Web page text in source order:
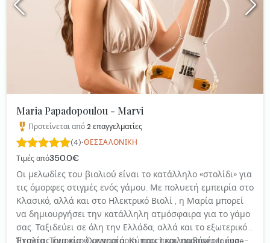
Maria Papadopoulou - Marvi
Προτείνεται από2επαγγελματίες
(4)·ΘΕΣΣΑΛΟΝΊΚΗ
Τιμές από350.0€
Οι μελωδίες του βιολιού είναι το κατάλληλο «στολίδι» για
τις όμορφες στιγμές ενός γάμου. Με πολυετή εμπειρία στο
Κλασικό, αλλά και στο Ηλεκτρικό Βιολί , η Μαρία μπορεί
να δημιουργήσει την κατάλληλη ατμόσφαιρα για το γάμο
σας. Ταξιδεύει σε όλη την Ελλάδα, αλλά και το εξωτερικό
(Ιταλία, Τουρκία, Ουγγαρία, Κύπρος) και προσφέρει ένα
Έχοντας ένα ευρύ ρεπερτόριο, που περιλαμβάνει lounge-